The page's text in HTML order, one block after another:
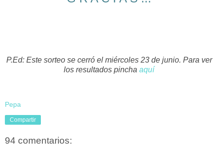
P.Ed: Este sorteo se cerró el miércoles 23 de junio. Para ver
los resultados pincha aquí
Pepa
Compartir
94 comentarios: